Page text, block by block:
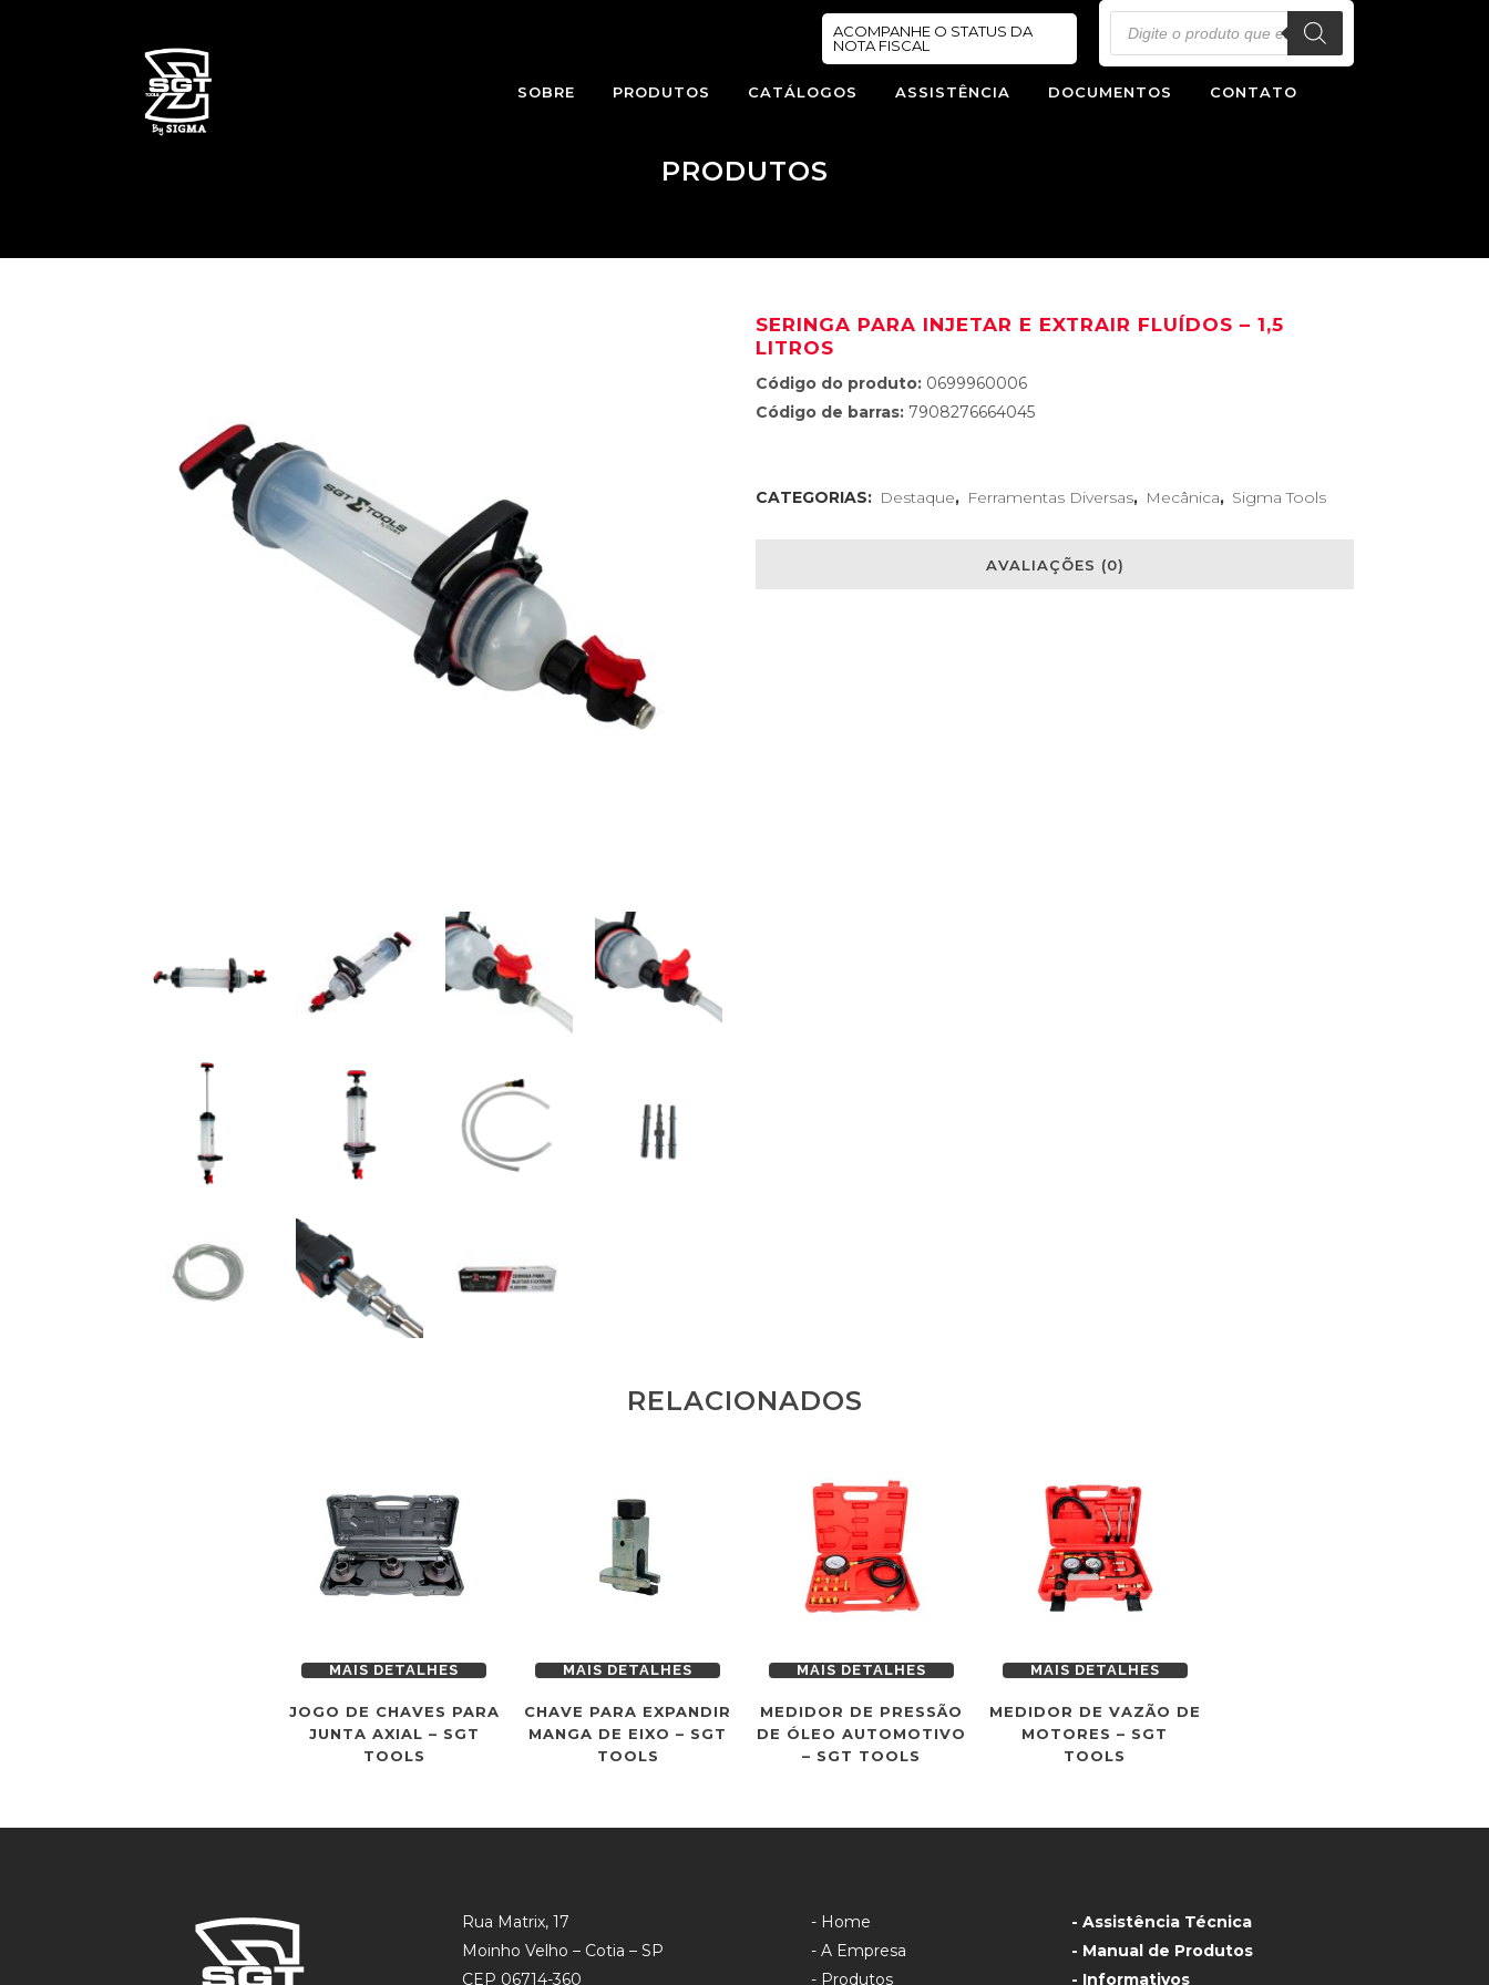
ACOMPANHE O STATUS DA
NOTA FISCAL
Pesquisar
produtos
SOBRE PRODUTOS CATÁLOGOS ASSISTÊNCIA DOCUMENTOS CONTATO
PRODUTOS
SERINGA PARA INJETAR E EXTRAIR FLUÍDOS – 1,5
LITROS
Código do produto: 0699960006
Código de barras: 7908276664045
CATEGORIAS: Destaque, Ferramentas Diversas, Mecânica, Sigma Tools
AVALIAÇÕES (0)
RELACIONADOS
MAIS DETALHES
JOGO DE CHAVES PARA
JUNTA AXIAL – SGT
TOOLS
MAIS DETALHES
CHAVE PARA EXPANDIR
MANGA DE EIXO – SGT
TOOLS
MAIS DETALHES
MEDIDOR DE PRESSÃO
DE ÓLEO AUTOMOTIVO
– SGT TOOLS
MAIS DETALHES
MEDIDOR DE VAZÃO DE
MOTORES – SGT
TOOLS
Rua Matrix, 17
Moinho Velho – Cotia – SP
CEP 06714-360
- Home
- A Empresa
- Produtos
- Assistência Técnica
- Manual de Produtos
- Informativos